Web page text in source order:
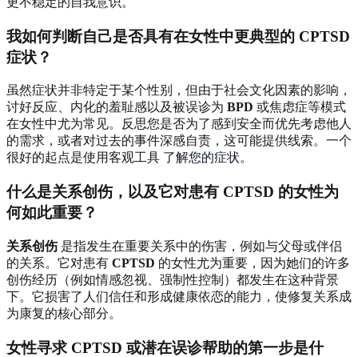
我如何判断自己是否具有在女性中更典型的 CPTSD
症状？
虽然症状并非特定于某个性别，但由于社会文化因素的影响，
讨好反应、内化的羞耻感以及被误诊为 BPD 或焦虑症等模式
在女性中尤为常见。反思您是否为了感到安全而优先考虑他人
的需求，或者对过去的事件深感自责，这可能提供线索。一个
很好的起点是使用客观工具 了解您的症状。
什么是关系创伤，以及它对患有 CPTSD 的女性为
何如此重要？
关系创伤是指发生在重要关系中的伤害，例如与父母或伴侣
的关系。它对患有 CPTSD 的女性尤为重要，因为她们的许多
创伤经历（例如情感忽视、强制性控制）都发生在这种背景
下。它损害了人们信任和形成健康依恋的能力，使修复关系成
为康复的核心部分。
女性寻求 CPTSD 或潜在误诊帮助的第一步是什